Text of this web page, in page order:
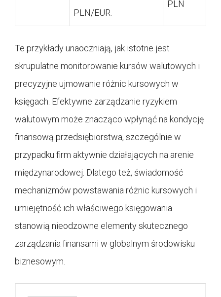
PLN/EUR.
PLN
Te przykłady unaoczniają, jak istotne jest
skrupulatne monitorowanie kursów walutowych i
precyzyjne ujmowanie różnic kursowych w
księgach. Efektywne zarządzanie ryzykiem
walutowym może znacząco wpłynąć na kondycję
finansową przedsiębiorstwa, szczególnie w
przypadku firm aktywnie działających na arenie
międzynarodowej. Dlatego też, świadomość
mechanizmów powstawania różnic kursowych i
umiejętność ich właściwego księgowania
stanowią nieodzowne elementy skutecznego
zarządzania finansami w globalnym środowisku
biznesowym.